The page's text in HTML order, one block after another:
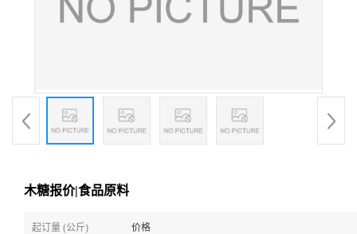
木糖报价|食品原料
起订量 (公斤) 价格